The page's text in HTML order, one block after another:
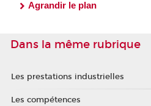
Agrandir le plan
Dans la même rubrique
Les prestations industrielles
Les compétences